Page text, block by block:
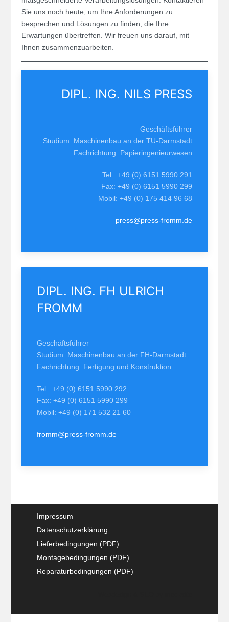
Sie uns noch heute, um Ihre Anforderungen zu
besprechen und Lösungen zu finden, die Ihre
Erwartungen übertreffen. Wir freuen uns darauf, mit
Ihnen zusammenzuarbeiten.
DIPL. ING. NILS PRESS
Geschäftsführer
Studium: Maschinenbau an der TU-Darmstadt
Fachrichtung: Papieringenieurwesen
Tel.: +49 (0) 6151 5990 291
Fax: +49 (0) 6151 5990 299
Mobil: +49 (0) 175 414 96 68
press@press-fromm.de
DIPL. ING. FH ULRICH
FROMM
Geschäftsführer
Studium: Maschinenbau an der FH-Darmstadt
Fachrichtung: Fertigung und Konstruktion
Tel.: +49 (0) 6151 5990 292
Fax: +49 (0) 6151 5990 299
Mobil: +49 (0) 171 532 21 60
fromm@press-fromm.de
Impressum
Datenschutzerklärung
Lieferbedingungen (PDF)
Montagebedingungen (PDF)
Reparaturbedingungen (PDF)